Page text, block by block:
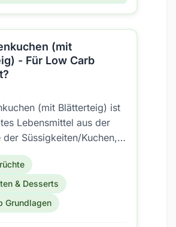
(mit
- Für Low Carb
(mit Blätterteig) ist
Lebensmittel aus der
der Süssigkeiten/Kuchen,
Cake;Gerichte/Kuchen
Aber...
& Desserts
Grundlagen